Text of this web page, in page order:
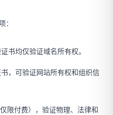
：
书均仅验证域名所有权。
，可验证网站所有权和组织信
限付费），验证物理、法律和